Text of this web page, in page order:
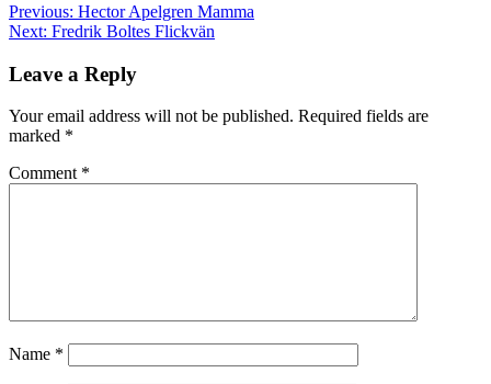
Previous: Hector Apelgren Mamma
Next: Fredrik Boltes Flickvän
Leave a Reply
Your email address will not be published. Required fields are
marked *
Comment *
Name *